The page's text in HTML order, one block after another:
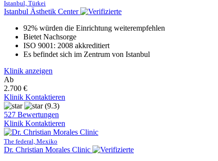
Istanbul, Türkei
Istanbul Ästhetik Center
92% würden die Einrichtung weiterempfehlen
Bietet Nachsorge
ISO 9001: 2008 akkreditiert
Es befindet sich im Zentrum von Istanbul
Klinik anzeigen
Ab
2.700 €
Klinik Kontaktieren
(9.3)
527 Bewertungen
Klinik Kontaktieren
The federal, Mexiko
Dr. Christian Morales Clinic